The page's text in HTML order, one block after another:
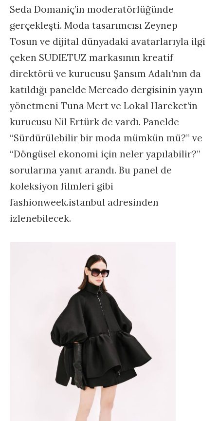
Seda Domaniç’in moderatörlüğünde
gerçekleşti. Moda tasarımcısı Zeynep
Tosun ve dijital dünyadaki avatarlarıyla ilgi
çeken SUDIETUZ markasının kreatif
direktörü ve kurucusu Şansım Adalı’nın da
katıldığı panelde Mercado dergisinin yayın
yönetmeni Tuna Mert ve Lokal Hareket’in
kurucusu Nil Ertürk de vardı. Panelde
“Sürdürülebilir bir moda mümkün mü?” ve
“Döngüsel ekonomi için neler yapılabilir?”
sorularına yanıt arandı. Bu panel de
koleksiyon filmleri gibi
fashionweek.istanbul adresinden
izlenebilecek.